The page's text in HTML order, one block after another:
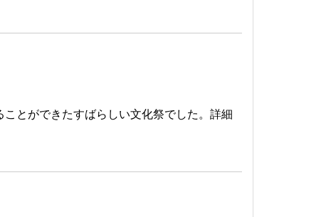
とができたすばらしい文化祭でした。詳細